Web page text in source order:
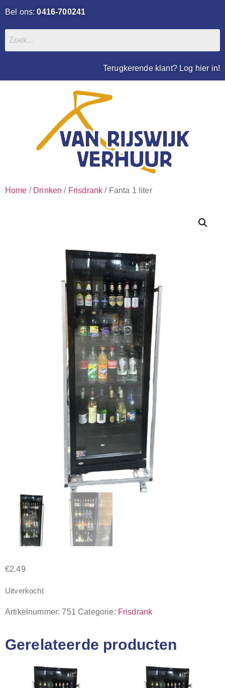
Bel ons:0416-700241
Terugkerende klant? Log hier in!
Home / Drinken / Frisdrank / Fanta 1 liter
€2.49
Uitverkocht
Artikelnummer:751 Categorie: Frisdrank
Gerelateerde producten